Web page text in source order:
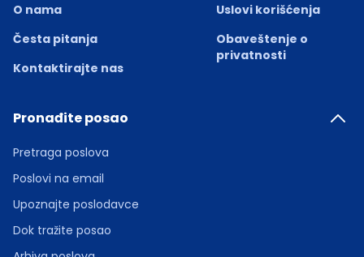
O nama
Česta pitanja
Kontaktirajte nas
Uslovi korišćenja
Obaveštenje o
privatnosti
Pronađite posao
Pretraga poslova
Poslovi na email
Upoznajte poslodavce
Dok tražite posao